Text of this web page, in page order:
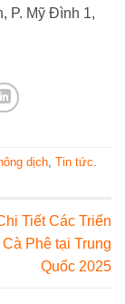
P. Mỹ Đình 1,
dịch Tin tức
Tiết Các Triển
Cà Phê tại Trung
Quốc 2025